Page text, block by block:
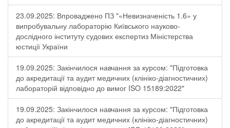
23.09.2025: Впроваджено ПЗ "«Невизначеність 1.6» у
випробувальну лабораторію Київського науково-
дослідного інституту судових експертиз Міністерства
юстиції України
19.09.2025: Закінчилося навчання за курсом: "Підготовка
до акредитації та аудит медичних (клініко-діагностичних)
лабораторій відповідно до вимог ISO 15189:2022"
19.09.2025: Закінчилося навчання за курсом: "Підготовка
до акредитації та аудит медичних (клініко-діагностичних)